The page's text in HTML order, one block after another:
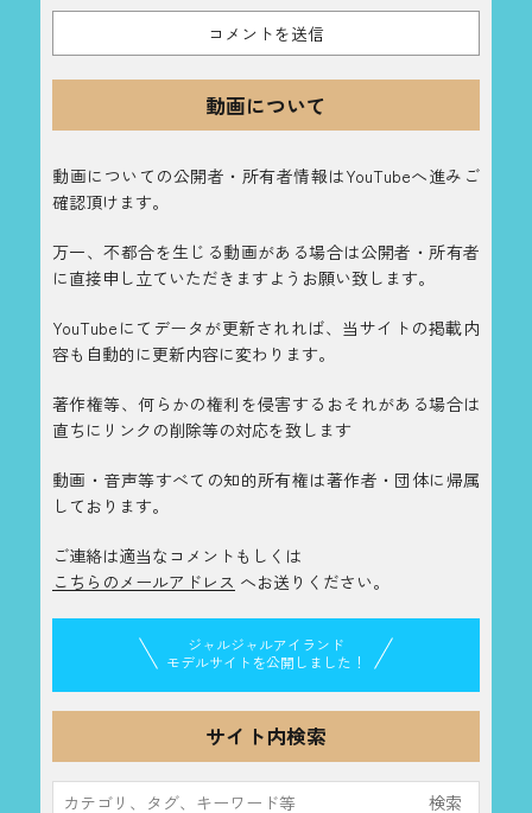
動画について
動画についての公開者・所有者情報はYouTubeへ進みご
確認頂けます。
万一、不都合を生じる動画がある場合は公開者・所有者
に直接申し立ていただきますようお願い致します。
YouTubeにてデータが更新されれば、当サイトの掲載内
容も自動的に更新内容に変わります。
著作権等、何らかの権利を侵害するおそれがある場合は
直ちにリンクの削除等の対応を致します
動画・音声等すべての知的所有権は著作者・団体に帰属
しております。
ご連絡は適当なコメントもしくは
こちらのメールアドレス へお送りください。
ジャルジャルアイランド
モデルサイトを公開しました！
サイト内検索